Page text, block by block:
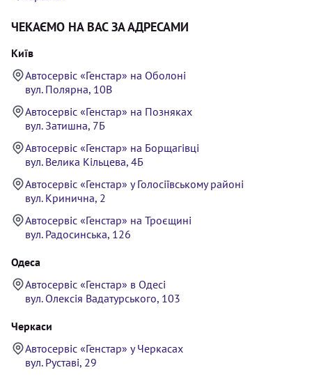
ЧЕКАЄМО НА ВАС ЗА АДРЕСАМИ
Київ
Автосервіс «Генстар» на Оболоні
вул. Полярна, 10В
Автосервіс «Генстар» на Позняках
вул. Затишна, 7Б
Автосервіс «Генстар» на Борщагівці
вул. Велика Кільцева, 4Б
Автосервіс «Генстар» у Голосіївському районі
вул. Кринична, 2
Автосервіс «Генстар» на Троєщині
вул. Радосинська, 126
Одеса
Автосервіс «Генстар» в Одесі
вул. Олексія Вадатурського, 103
Черкаси
Автосервіс «Генстар» у Черкасах
вул. Руставі, 29